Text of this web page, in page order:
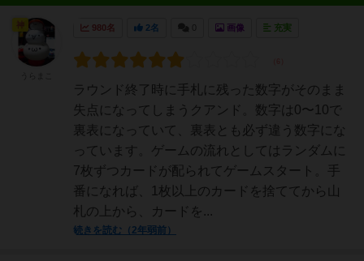
980名 2名 画像 充実
ラウンド終了時に手札に残った数字がそのまま
失点になってしまうクアンド。数字は0〜10で
裏表になっていて、裏表とも必ず違う数字にな
っています。ゲームの流れとしてはランダムに
7枚ずつカードが配られてゲームスタート。手
番になれば、1枚以上のカードを捨ててから山
札の上から、カードを...
続きを読む（2年弱前）
神